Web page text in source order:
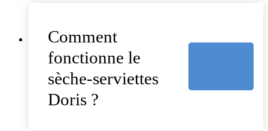
Comment
fonctionne le
sèche-serviettes
Doris ?